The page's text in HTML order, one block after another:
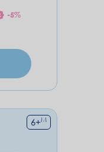
-5%
6+М